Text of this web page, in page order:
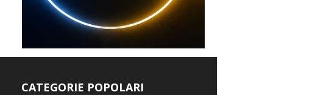
CATEGORIE POPOLARI